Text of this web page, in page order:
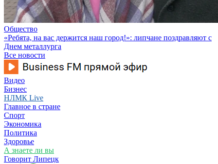
Общество
«Ребята, на вас держится наш город!»: липчане поздравляют с
Днем металлурга
Все новости
Видео
Бизнес
НЛМК Live
Главное в стране
Спорт
Экономика
Политика
Здоровье
А знаете ли вы
Говорит Липецк